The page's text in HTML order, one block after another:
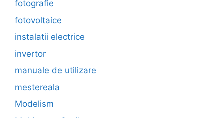
fotografie
fotovoltaice
instalatii electrice
invertor
manuale de utilizare
mestereala
Modelism